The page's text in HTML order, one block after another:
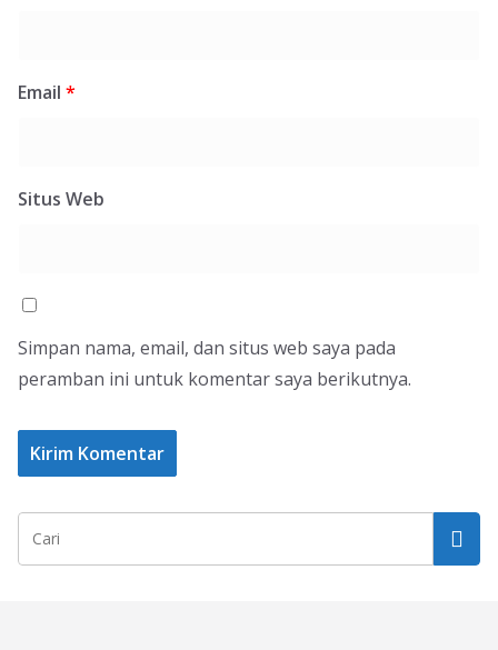
Email *
Situs Web
Simpan nama, email, dan situs web saya pada
peramban ini untuk komentar saya berikutnya.